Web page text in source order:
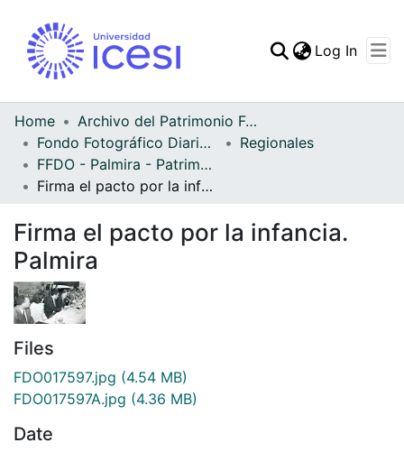
Statistics
Log In
Home
Archivo del Patrimonio Fotográfico y Fílmico del Valle del Cauca
Fondo Fotográfico Diario Occidente
Regionales
FFDO - Palmira - Patrimonial
Firma el pacto por la infancia. Palmira
Firma el pacto por la infancia.
Palmira
Files
FDO017597.jpg (4.54 MB)
FDO017597A.jpg (4.36 MB)
Date